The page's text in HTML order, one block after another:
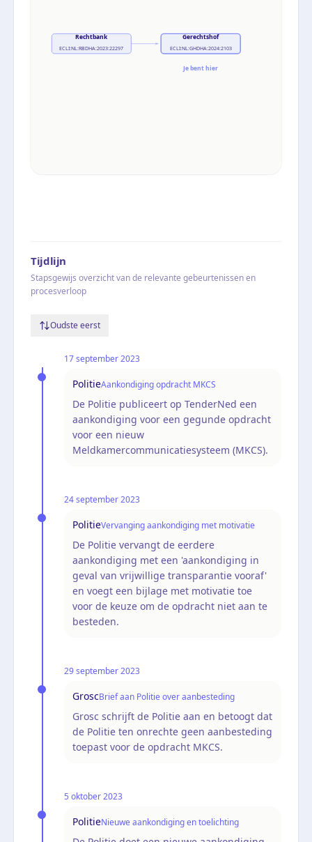
Rechtbank
ECLI:NL:RBDHA:2023:22297
Gerechtshof
ECLI:NL:GHDHA:2024:2103
Je bent hier
Tijdlijn
Stapsgewijs overzicht van de relevante gebeurtenissen en
procesverloop
Oudste eerst
17 september 2023
PolitieAankondiging opdracht MKCS
De Politie publiceert op TenderNed een
aankondiging voor een gegunde opdracht
voor een nieuw
Meldkamercommunicatiesysteem (MKCS).
24 september 2023
PolitieVervanging aankondiging met motivatie
De Politie vervangt de eerdere
aankondiging met een 'aankondiging in
geval van vrijwillige transparantie vooraf'
en voegt een bijlage met motivatie toe
voor de keuze om de opdracht niet aan te
besteden.
29 september 2023
GroscBrief aan Politie over aanbesteding
Grosc schrijft de Politie aan en betoogt dat
de Politie ten onrechte geen aanbesteding
toepast voor de opdracht MKCS.
5 oktober 2023
PolitieNieuwe aankondiging en toelichting